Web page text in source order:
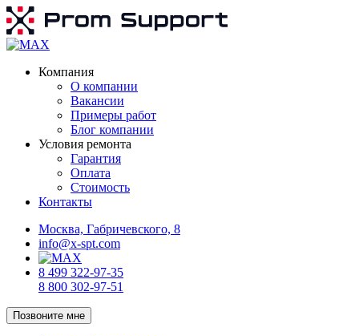
Компания
О компании
Вакансии
Примеры работ
Блог компании
Условия ремонта
Гарантия
Оплата
Стоимость
Контакты
Москва, Габричевского, 8
info@x-spt.com
8 499 322-97-35
8 800 302-97-51
Позвоните мне